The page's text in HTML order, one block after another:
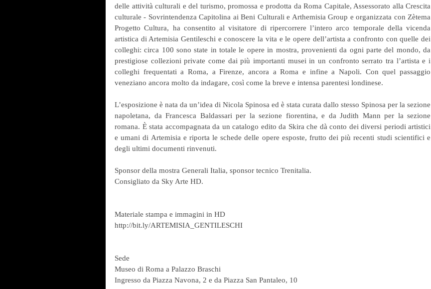
delle attività culturali e del turismo, promossa e prodotta da Roma Capitale, Assessorato alla Crescita
culturale - Sovrintendenza Capitolina ai Beni Culturali e Arthemisia Group e organizzata con Zètema
Progetto Cultura, ha consentito al visitatore di ripercorrere l’intero arco temporale della vicenda
artistica di Artemisia Gentileschi e conoscere la vita e le opere dell’artista a confronto con quelle dei
colleghi: circa 100 sono state in totale le opere in mostra, provenienti da ogni parte del mondo, da
prestigiose collezioni private come dai più importanti musei in un confronto serrato tra l’artista e i
colleghi frequentati a Roma, a Firenze, ancora a Roma e infine a Napoli. Con quel passaggio
veneziano ancora molto da indagare, così come la breve e intensa parentesi londinese.
L’esposizione è nata da un’idea di Nicola Spinosa ed è stata curata dallo stesso Spinosa per la sezione
napoletana, da Francesca Baldassari per la sezione fiorentina, e da Judith Mann per la sezione
romana. È stata accompagnata da un catalogo edito da Skira che dà conto dei diversi periodi artistici
e umani di Artemisia e riporta le schede delle opere esposte, frutto dei più recenti studi scientifici e
degli ultimi documenti rinvenuti.
Sponsor della mostra Generali Italia, sponsor tecnico Trenitalia.
Consigliato da Sky Arte HD.
Materiale stampa e immagini in HD
http://bit.ly/ARTEMISIA_GENTILESCHI
Sede
Museo di Roma a Palazzo Braschi
Ingresso da Piazza Navona, 2 e da Piazza San Pantaleo, 10